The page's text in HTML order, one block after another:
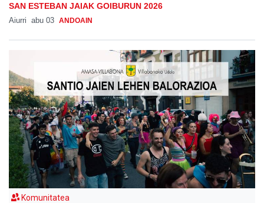
SAN ESTEBAN JAIAK GOIBURUN 2026
Aiurri abu 03 ANDOAIN
Komunitatea